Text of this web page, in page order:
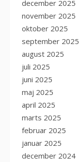
december 2025
november 2025
oktober 2025
september 2025
august 2025
juli 2025
juni 2025
maj 2025
april 2025
marts 2025
februar 2025
januar 2025
december 2024